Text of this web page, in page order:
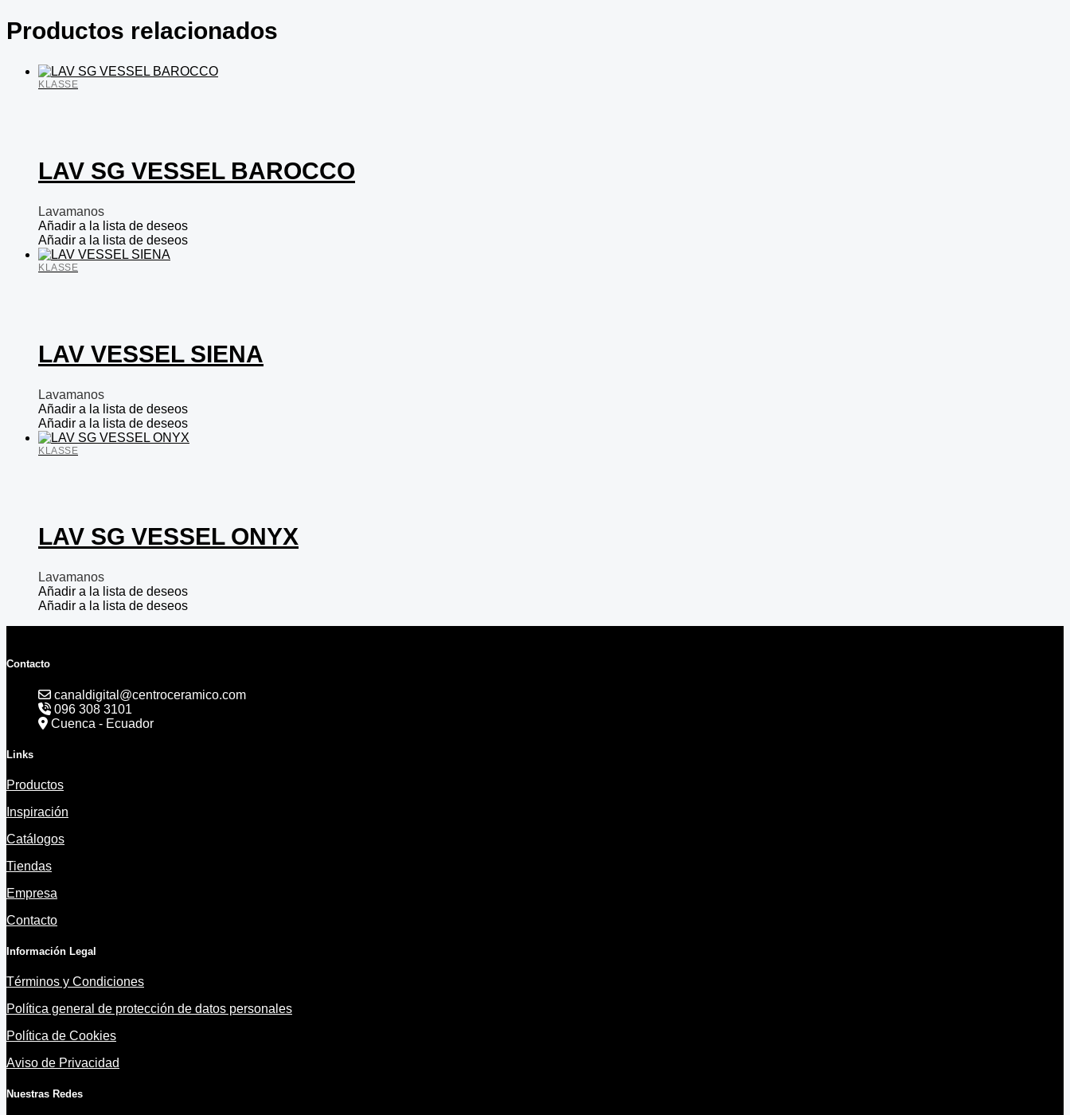
Productos relacionados
KLASSE
LAV SG VESSEL BAROCCO
Lavamanos
Añadir a la lista de deseos
Añadir a la lista de deseos
KLASSE
LAV VESSEL SIENA
Lavamanos
Añadir a la lista de deseos
Añadir a la lista de deseos
KLASSE
LAV SG VESSEL ONYX
Lavamanos
Añadir a la lista de deseos
Añadir a la lista de deseos
Contacto
canaldigital@centroceramico.com
096 308 3101
Cuenca - Ecuador
Links
Productos
Inspiración
Catálogos
Tiendas
Empresa
Contacto
Información Legal
Términos y Condiciones
Política general de protección de datos personales
Política de Cookies
Aviso de Privacidad
Nuestras Redes